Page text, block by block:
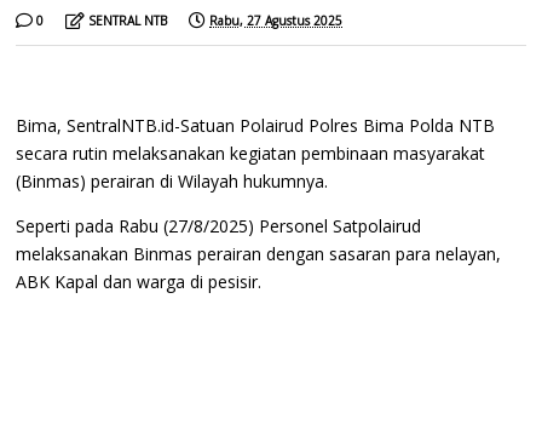
0 SENTRAL NTB Rabu, 27 Agustus 2025
Bima, SentralNTB.id-Satuan Polairud Polres Bima Polda NTB
secara rutin melaksanakan kegiatan pembinaan masyarakat
(Binmas) perairan di Wilayah hukumnya.
Seperti pada Rabu (27/8/2025) Personel Satpolairud
melaksanakan Binmas perairan dengan sasaran para nelayan,
ABK Kapal dan warga di pesisir.